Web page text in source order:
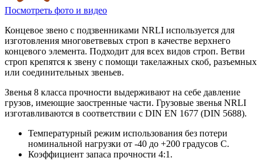
Посмотреть фото и видео
Концевое звено с подзвенниками NRLI используется для
изготовления многоветвевых строп в качестве верхнего
концевого элемента. Подходит для всех видов строп. Ветви
строп крепятся к звену с помощи такелажных скоб, разъемных
или соединительных звеньев.
Звенья 8 класса прочности выдерживают на себе давление
грузов, имеющие заостренные части. Грузовые звенья NRLI
изготавливаются в соответствии с DIN EN 1677 (DIN 5688).
Температурный режим использования без потери
номинальной нагрузки от -40 до +200 градусов С.
Коэффициент запаса прочности 4:1.